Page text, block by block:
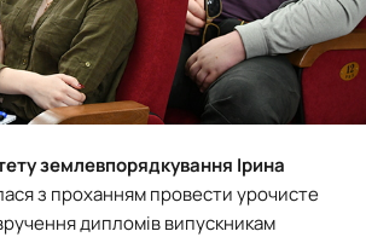
землевпорядкування Ірина
з проханням провести урочисте
дипломів випускникам